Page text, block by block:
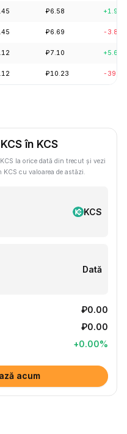
₽6.58
₽6.69 -
₽7.10
₽10.23 -
în KCS
la orice dată din trecut și vezi
cu valoarea de astăzi.
KCS
Dată
₽0.00
₽0.00
+0.00%
acum